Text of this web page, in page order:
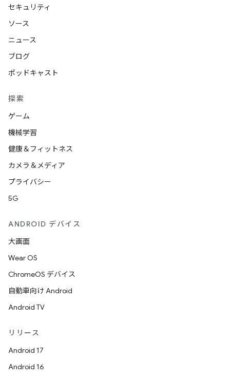
セキュリティ
ソース
ニュース
ブログ
ポッドキャスト
探索
ゲーム
機械学習
健康＆フィットネス
カメラ＆メディア
プライバシー
5G
ANDROID デバイス
大画面
Wear OS
ChromeOS デバイス
自動車向け Android
Android TV
リリース
Android 17
Android 16